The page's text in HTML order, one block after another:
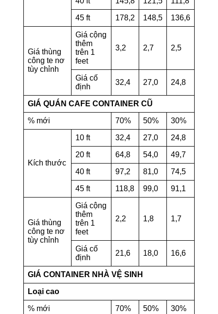
45 ft 178,2 148,5 136,6
Giá thùng
công te nơ
tùy chỉnh
Giá cộng
thêm
trên 1
feet
3,2 2,7 2,5
Giá cố
định
32,4 27,0 24,8
GIÁ QUÁN CAFE CONTAINER CŨ
% mới 70% 50% 30%
Kích thước
10 ft 32,4 27,0 24,8
20 ft 64,8 54,0 49,7
40 ft 97,2 81,0 74,5
45 ft 118,8 99,0 91,1
Giá thùng
công te nơ
tùy chỉnh
Giá cộng
thêm
trên 1
feet
2,2 1,8 1,7
Giá cố
định
21,6 18,0 16,6
GIÁ CONTAINER NHÀ VỆ SINH
Loại cao
% mới 70% 50% 30%